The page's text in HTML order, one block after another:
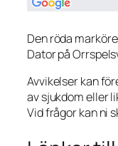
Den röda
Dator på
Avvikelser kan
av sjukdom eller
Vid frågor kan ni